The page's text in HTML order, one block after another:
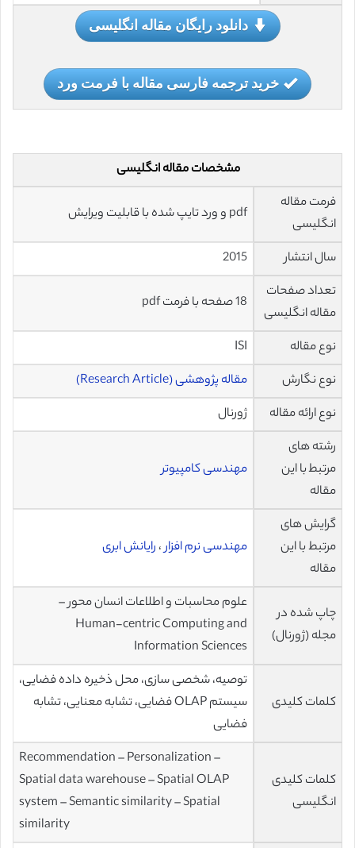
دانلود رایگان مقاله انگلیسی
خرید ترجمه فارسی مقاله با فرمت ورد
مشخصات مقاله انگلیسی
فرمت مقاله
انگلیسی
pdf و ورد تایپ شده با قابلیت ویرایش
سال انتشار
2015
تعداد صفحات
مقاله انگلیسی
18 صفحه با فرمت pdf
نوع مقاله
ISI
نوع نگارش
مقاله پژوهشی (Research Article)
نوع ارائه مقاله
ژورنال
رشته های
مرتبط با این
مقاله
مهندسی کامپیوتر
گرایش های
مرتبط با این
مقاله
مهندسی نرم افزار، رایانش ابری
چاپ شده در
مجله (ژورنال)
علوم محاسبات و اطلاعات انسان محور –
Human-centric Computing and
Information Sciences
کلمات کلیدی
توصیه، شخصی سازی، محل ذخیره داده فضایی،
سیستم OLAP فضایی، تشابه معنایی، تشابه
فضایی
کلمات کلیدی
انگلیسی
Recommendation – Personalization –
Spatial data warehouse – Spatial OLAP
system – Semantic similarity – Spatial
similarity